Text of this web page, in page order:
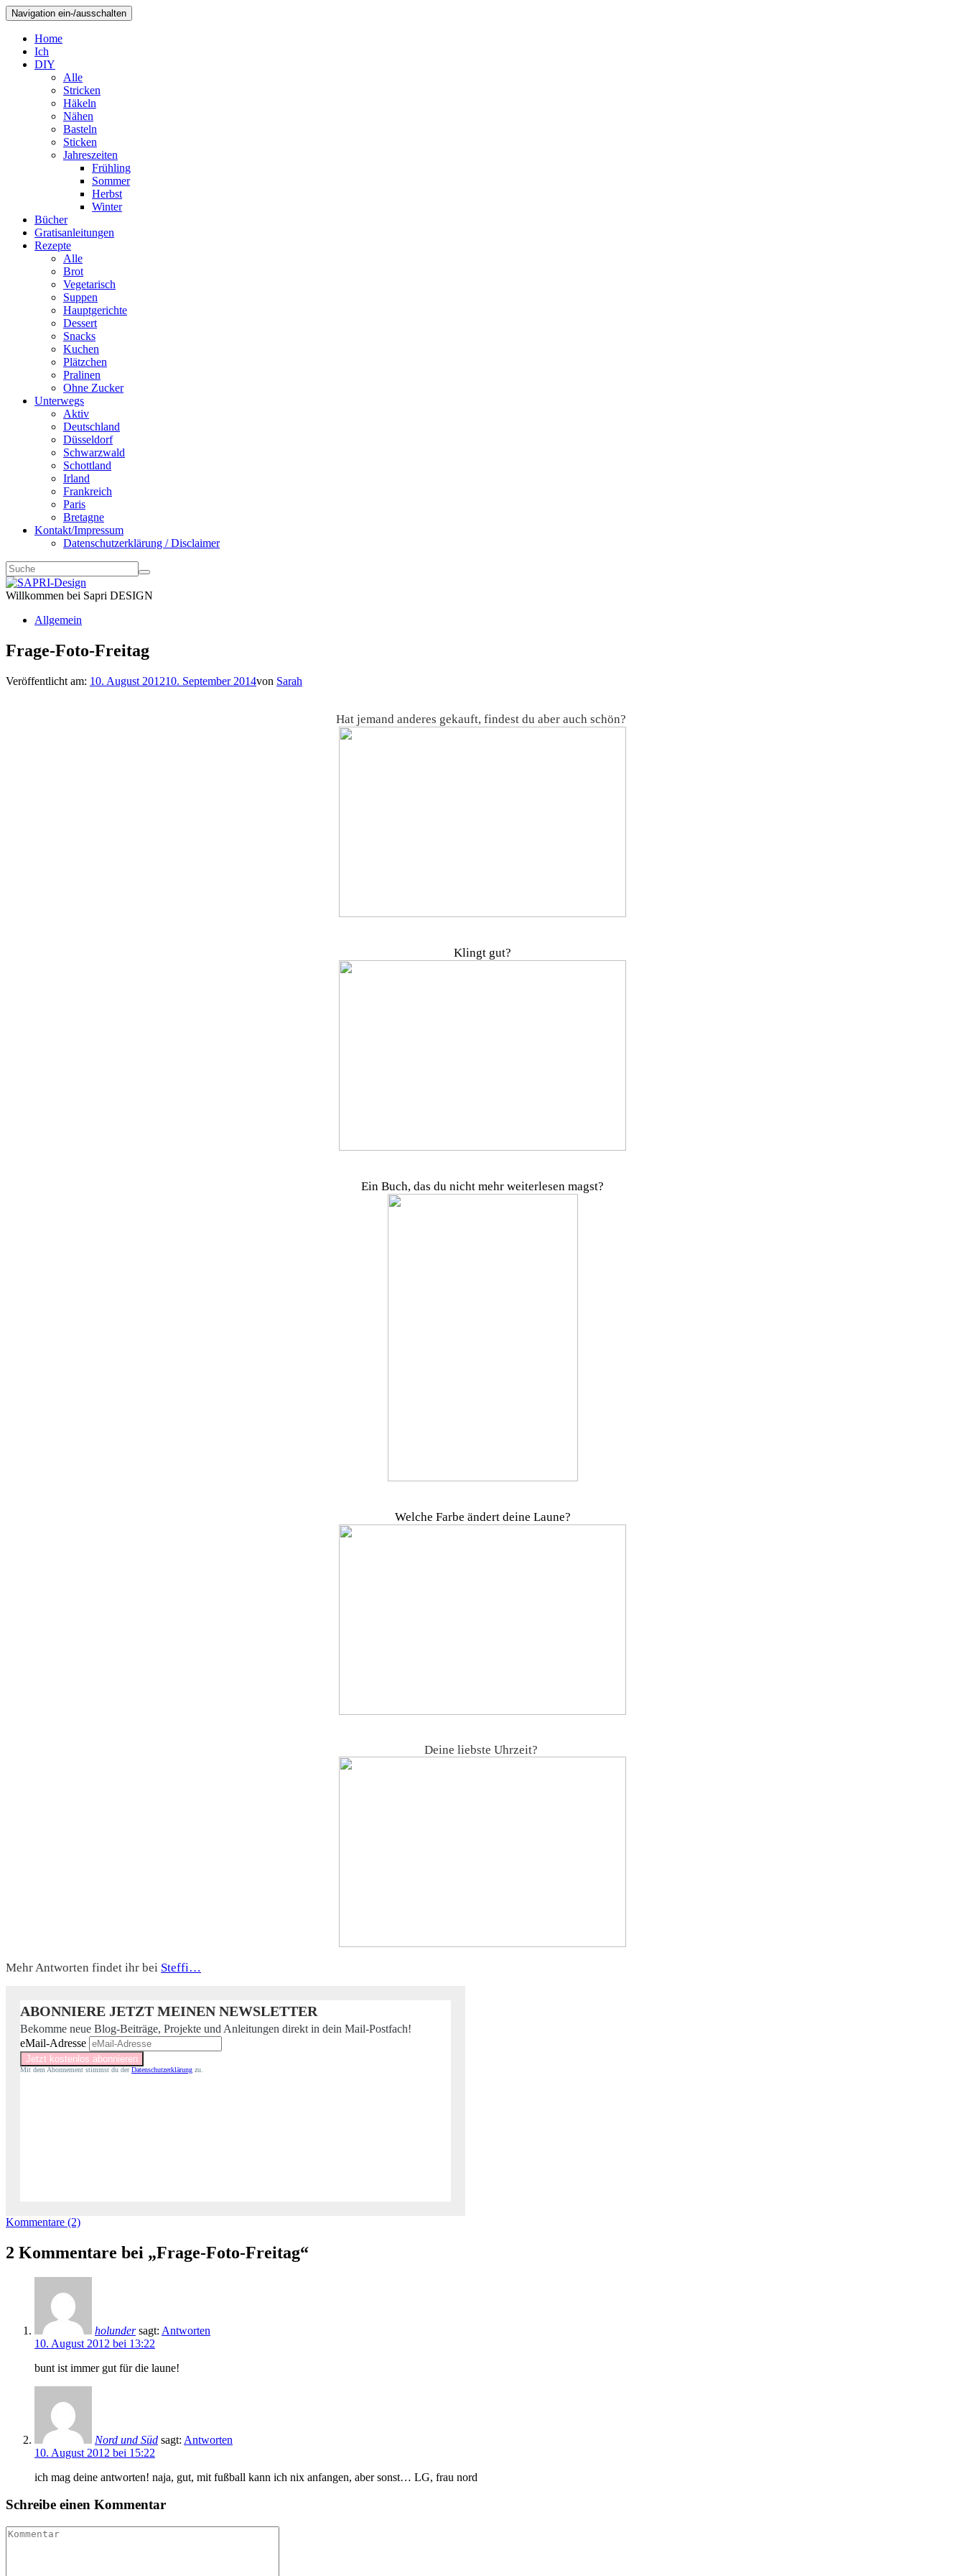
Navigation ein-/ausschalten
Home
Ich
DIY
Alle
Stricken
Häkeln
Nähen
Basteln
Sticken
Jahreszeiten
Frühling
Sommer
Herbst
Winter
Bücher
Gratisanleitungen
Rezepte
Alle
Brot
Vegetarisch
Suppen
Hauptgerichte
Dessert
Snacks
Kuchen
Plätzchen
Pralinen
Ohne Zucker
Unterwegs
Aktiv
Deutschland
Düsseldorf
Schwarzwald
Schottland
Irland
Frankreich
Paris
Bretagne
Kontakt/Impressum
Datenschutzerklärung / Disclaimer
Willkommen bei Sapri DESIGN
Allgemein
Frage-Foto-Freitag
Veröffentlicht am: 10. August 201210. September 2014von Sarah
Hat jemand anderes gekauft, findest du aber auch schön?
Klingt gut?
Ein Buch, das du nicht mehr weiterlesen magst?
Welche Farbe ändert deine Laune?
Deine liebste Uhrzeit?
Mehr Antworten findet ihr bei Steffi…
ABONNIERE JETZT MEINEN NEWSLETTER
Bekomme neue Blog-Beiträge, Projekte und Anleitungen direkt in dein Mail-Postfach!
eMail-Adresse
Mit dem Abonnement stimmst du derDatenschutzerklärung zu.
Kommentare (2)
2 Kommentare bei „Frage-Foto-Freitag“
holunder sagt: Antworten
10. August 2012 bei 13:22
bunt ist immer gut für die laune!
Nord und Süd sagt: Antworten
10. August 2012 bei 15:22
ich mag deine antworten! naja, gut, mit fußball kann ich nix anfangen, aber sonst… LG, frau nord
Schreibe einen Kommentar